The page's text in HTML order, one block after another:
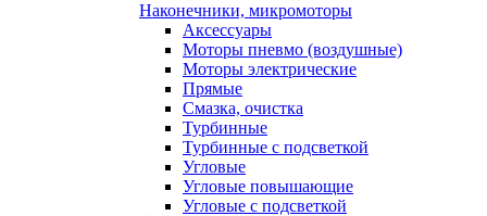
Наконечники, микромоторы
Аксессуары
Моторы пневмо (воздушные)
Моторы электрические
Прямые
Смазка, очистка
Турбинные
Турбинные с подсветкой
Угловые
Угловые повышающие
Угловые с подсветкой